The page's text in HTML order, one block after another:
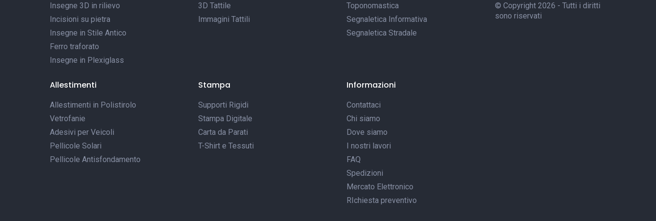
Insegne 3D in rilievo
Incisioni su pietra
Insegne in Stile Antico
Ferro traforato
Insegne in Plexiglass
3D Tattile
Immagini Tattili
Toponomastica
Segnaletica Informativa
Segnaletica Stradale
Allestimenti
Allestimenti in Polistirolo
Vetrofanie
Adesivi per Veicoli
Pellicole Solari
Pellicole Antisfondamento
Stampa
Supporti Rigidi
Stampa Digitale
Carta da Parati
T-Shirt e Tessuti
Informazioni
Contattaci
Chi siamo
Dove siamo
I nostri lavori
FAQ
Spedizioni
Mercato Elettronico
RIchiesta preventivo
© Copyright 2026 - Tutti i diritti
sono riservati